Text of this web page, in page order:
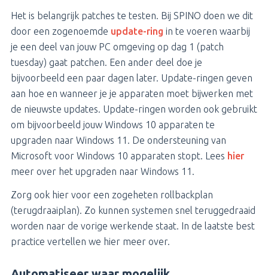
Het is belangrijk patches te testen. Bij SPINO doen we dit
door een zogenoemde update-ring in te voeren waarbij
je een deel van jouw PC omgeving op dag 1 (patch
tuesday) gaat patchen. Een ander deel doe je
bijvoorbeeld een paar dagen later. Update-ringen geven
aan hoe en wanneer je je apparaten moet bijwerken met
de nieuwste updates. Update-ringen worden ook gebruikt
om bijvoorbeeld jouw Windows 10 apparaten te
upgraden naar Windows 11. De ondersteuning van
Microsoft voor Windows 10 apparaten stopt. Lees hier
meer over het upgraden naar Windows 11.
Zorg ook hier voor een zogeheten rollbackplan
(terugdraaiplan). Zo kunnen systemen snel teruggedraaid
worden naar de vorige werkende staat. In de laatste best
practice vertellen we hier meer over.